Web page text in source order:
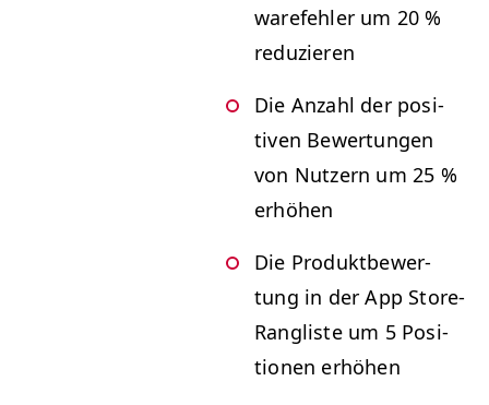
warefehler um 20 %
reduzieren
Die Anzahl der pos­i­
tiv­en Bew­er­tun­gen
von Nutzern um 25 %
erhöhen
Die Pro­duk­t­be­w­er­
tung in der App Store-
Ran­gliste um 5 Posi­
tio­nen erhöhen